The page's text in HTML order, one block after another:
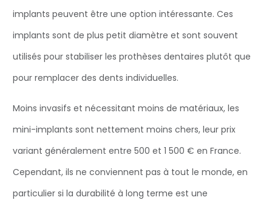
implants peuvent être une option intéressante. Ces
implants sont de plus petit diamètre et sont souvent
utilisés pour stabiliser les prothèses dentaires plutôt que
pour remplacer des dents individuelles.
Moins invasifs et nécessitant moins de matériaux, les
mini-implants sont nettement moins chers, leur prix
variant généralement entre 500 et 1 500 € en France.
Cependant, ils ne conviennent pas à tout le monde, en
particulier si la durabilité à long terme est une